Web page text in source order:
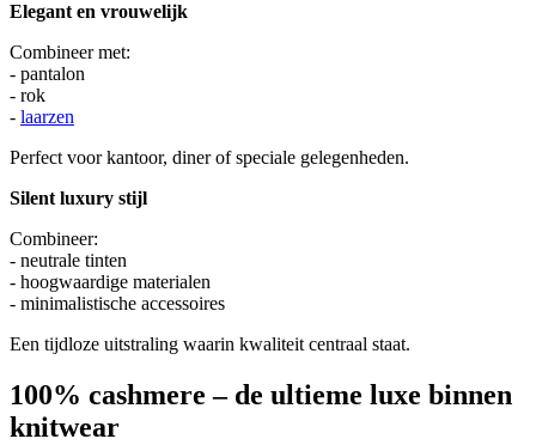
Elegant en vrouwelijk
Combineer met:
- pantalon
- rok
- laarzen
Perfect voor kantoor, diner of speciale gelegenheden.
Silent luxury stijl
Combineer:
- neutrale tinten
- hoogwaardige materialen
- minimalistische accessoires
Een tijdloze uitstraling waarin kwaliteit centraal staat.
100% cashmere – de ultieme luxe binnen
knitwear